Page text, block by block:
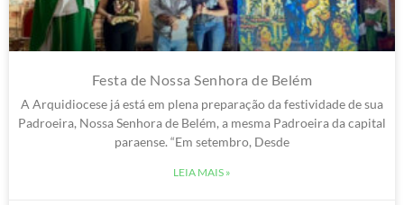
Festa de Nossa Senhora de Belém
A Arquidiocese já está em plena preparação da festividade de sua
Padroeira, Nossa Senhora de Belém, a mesma Padroeira da capital
paraense. “Em setembro, Desde
LEIA MAIS »